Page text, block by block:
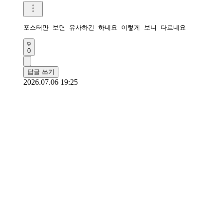
포스터만 보면 유사하긴 하네요 이렇게 보니 다르네요
0
답글 쓰기
2026.07.06 19:25